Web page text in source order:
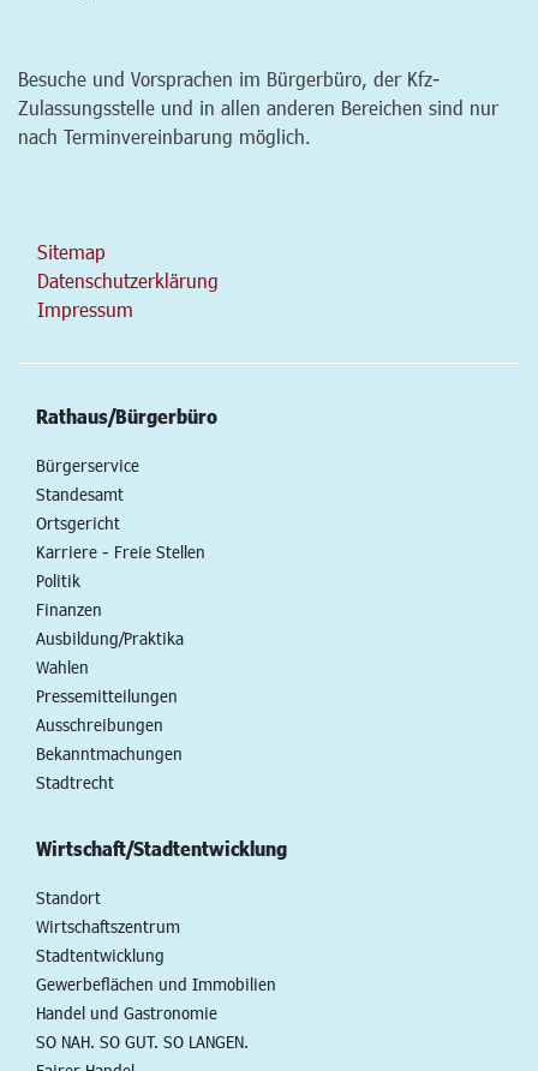
Besuche und Vorsprachen im Bürgerbüro, der Kfz-
Zulassungsstelle und in allen anderen Bereichen sind nur
nach Terminvereinbarung möglich.
Sitemap
Datenschutzerklärung
Impressum
Rathaus/Bürgerbüro
Bürgerservice
Standesamt
Ortsgericht
Karriere - Freie Stellen
Politik
Finanzen
Ausbildung/Praktika
Wahlen
Pressemitteilungen
Ausschreibungen
Bekanntmachungen
Stadtrecht
Wirtschaft/Stadtentwicklung
Standort
Wirtschaftszentrum
Stadtentwicklung
Gewerbeflächen und Immobilien
Handel und Gastronomie
SO NAH. SO GUT. SO LANGEN.